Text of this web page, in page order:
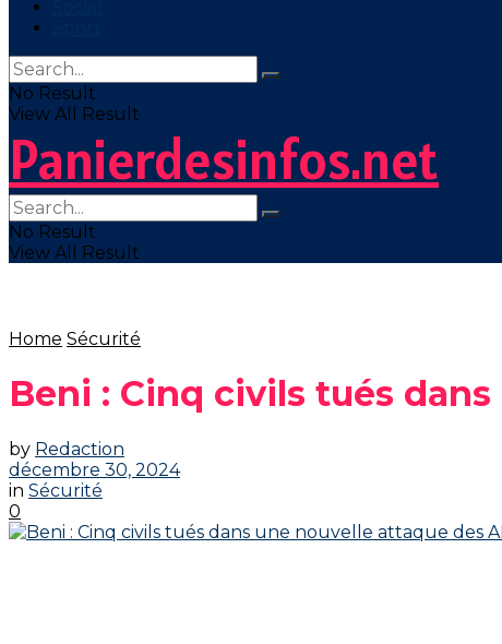
No Result
View All Result
Panierdesinfos.net
No Result
View All Result
Home Sécurité
Beni : Cinq civils tués
by Redaction
décembre 30, 2024
in Sécurité
0